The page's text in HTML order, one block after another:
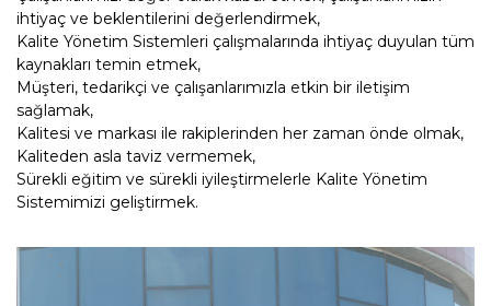
ihtiyaç ve beklentilerini değerlendirmek,
Kalite Yönetim Sistemleri çalışmalarında ihtiyaç duyulan tüm
kaynakları temin etmek,
Müşteri, tedarikçi ve çalışanlarımızla etkin bir iletişim
sağlamak,
Kalitesi ve markası ile rakiplerinden her zaman önde olmak,
Kaliteden asla taviz vermemek,
Sürekli eğitim ve sürekli iyileştirmelerle Kalite Yönetim
Sistemimizi geliştirmek.